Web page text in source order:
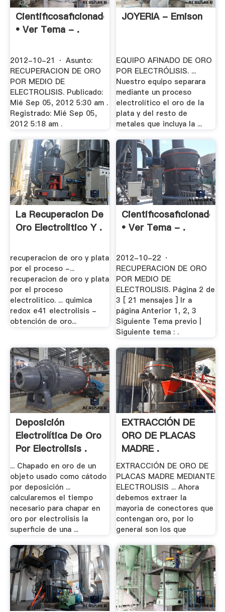
Cientificosaficionados
• Ver Tema - .
2012-10-21 · Asunto:
RECUPERACION DE ORO
POR MEDIO DE
ELECTROLISIS. Publicado:
Mié Sep 05, 2012 5:30 am .
Registrado: Mié Sep 05,
2012 5:18 am .
JOYERIA - Emison
EQUIPO AFINADO DE ORO
POR ELECTRÓLISIS. ...
Nuestro equipo separara
mediante un proceso
electrolítico el oro de la
plata y del resto de
metales que incluya la ...
La Recuperacion De
Oro Electrolitico Y .
recuperacion de oro y plata
por el proceso -...
recuperacion de oro y plata
por el proceso
electrolitico. ... quimica
redox e41 electrolisis -
obtención de oro...
Cientificosaficionados
• Ver Tema - .
2012-10-22 ·
RECUPERACION DE ORO
POR MEDIO DE
ELECTROLISIS. Página 2 de
3 [ 21 mensajes ] Ir a
página Anterior 1, 2, 3
Siguiente Tema previo |
Siguiente tema : .
Deposición
Electrolítica De Oro
Por Electrolisis .
... Chapado en oro de un
objeto usado como cátodo
por deposición ...
calcularemos el tiempo
necesario para chapar en
oro por electrolisis la
superficie de una ...
EXTRACCIÓN DE
ORO DE PLACAS
MADRE .
EXTRACCIÓN DE ORO DE
PLACAS MADRE MEDIANTE
ELECTROLISIS ... Ahora
debemos extraer la
mayoria de conectores que
contengan oro, por lo
general son los que